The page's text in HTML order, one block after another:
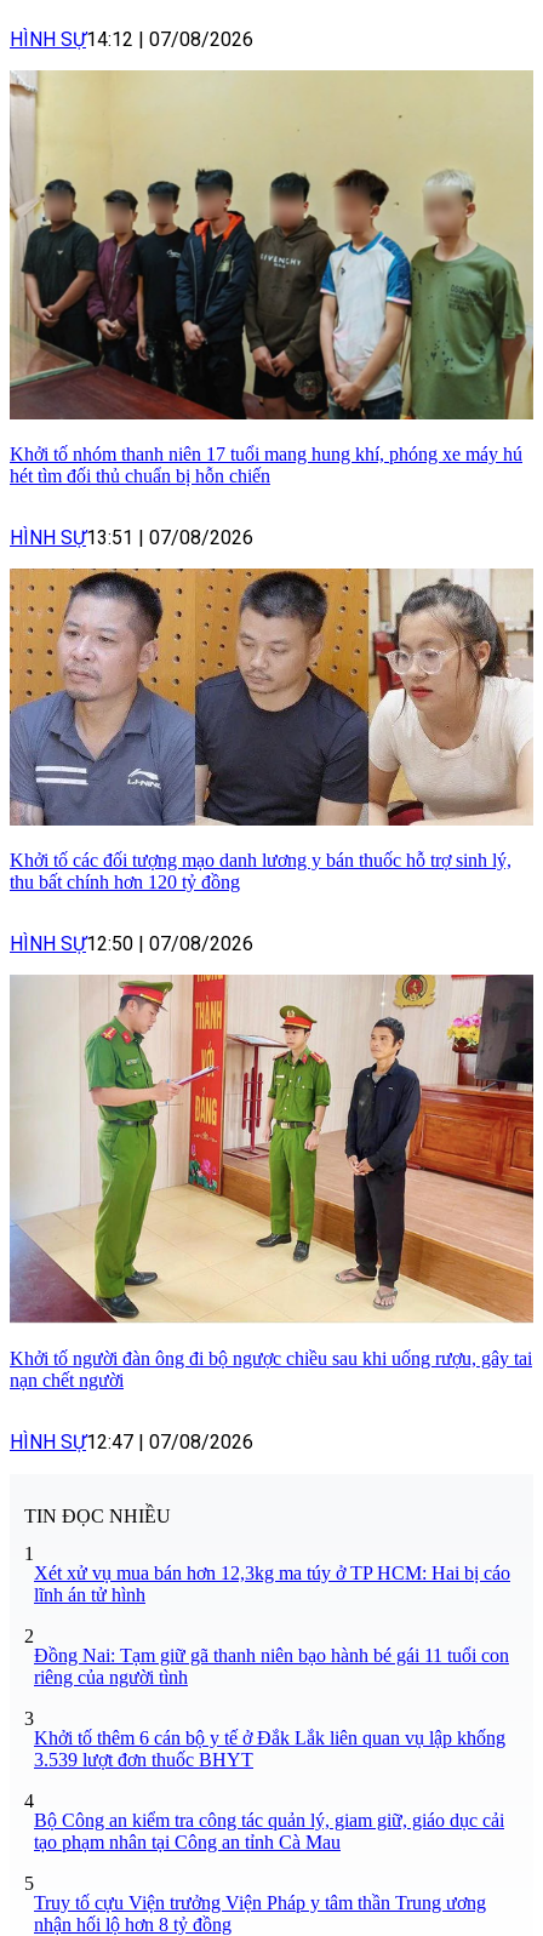
HÌNH SỰ14:12 | 07/08/2026
Khởi tố nhóm thanh niên 17 tuổi mang hung khí, phóng xe máy hú
hét tìm đối thủ chuẩn bị hỗn chiến
HÌNH SỰ13:51 | 07/08/2026
Khởi tố các đối tượng mạo danh lương y bán thuốc hỗ trợ sinh lý,
thu bất chính hơn 120 tỷ đồng
HÌNH SỰ12:50 07/08/2026
Khởi tố người đàn ông đi bộ ngược chiều sau khi uống rượu, gây tai
nạn chết người
HÌNH SỰ12:47 07/08/2026
TIN ĐỌC NHIỀU
1
Xét xử vụ mua bán hơn 12,3kg ma túy ở TP HCM: Hai bị cáo
lĩnh án tử hình
2
Đồng Nai: Tạm giữ gã thanh niên bạo hành bé gái 11 tuổi con
riêng của người tình
3
Khởi tố thêm 6 cán bộ y tế ở Đắk Lắk liên quan vụ lập khống
3.539 lượt đơn thuốc BHYT
4
Bộ Công an kiểm tra công tác quản lý, giam giữ, giáo dục cải
tạo phạm nhân tại Công an tỉnh Cà Mau
5
Truy tố cựu Viện trưởng Viện Pháp y tâm thần Trung ương
nhận hối lộ hơn 8 tỷ đồng